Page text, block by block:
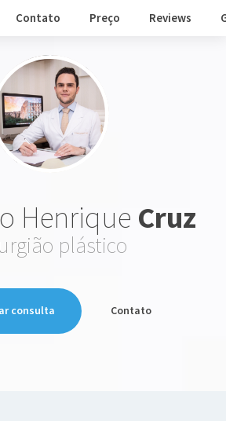
Contato Preço Reviews
Henrique Cruz
plástico
consulta Contato